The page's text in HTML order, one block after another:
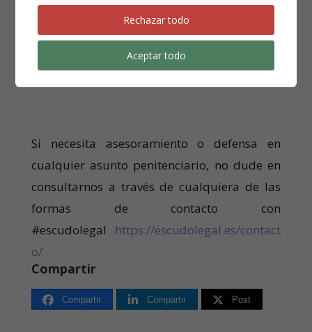
necesario hasta tanto desaparezcan o
disminuyan las razones o circunstancias que
determinaron su ingreso» (artículo 10. Tres
Si necesita asesoramiento o defensa en
cualquier asunto penitenciario, no dude en
consultarnos a través de cualquiera de las
formas de contacto con
#escudolegal https://escudolegal.es/contact
o/
Compartir
Compartir Compartir Post
Rechazar todo
Aceptar todo